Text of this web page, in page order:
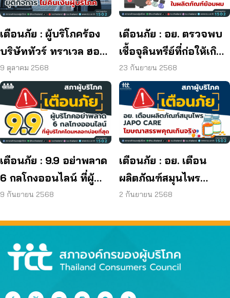
เตือนภัย : ผู้บริโภคร้อง
บริษัททัวร์ ทราเวล ฮอลิ
เดย์ ยุติกิจการ ไม่คืนเงิน
ผู้บริโภค
9 ตุลาคม 2568
เตือนภัย : อย. ตรวจพบ
เชื้อจุลินทรีย์ที่ก่อให้เกิด
โรค และพบแบคทีเรีย
ยีสต์ และรา เกิน
มาตรฐานกำหนด ใน
ผลิตภัณฑ์ย้อมผม
23 กันยายน 2568
เตือนภัย : 9.9 อย่าพลาด
6 กลโกงออนไลน์ ที่ผู้
บริโภคโดนหลอกบ่อย
9 กันยายน 2568
เตือนภัย : อย. เตือน
ผลิตภัณฑ์สมุนไพร
JAPO CARE โฆษณา
2 กันยายน 2568